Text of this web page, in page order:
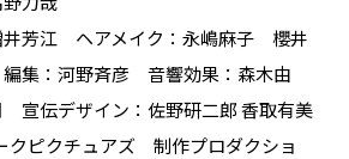
芳江 ヘアメイク：永嶋麻子 櫻井
集：河野斉彦 音響効果：森木由
伝デザイン：佐野研二郎 香取有美
ピクチュアズ 制作プロダクショ